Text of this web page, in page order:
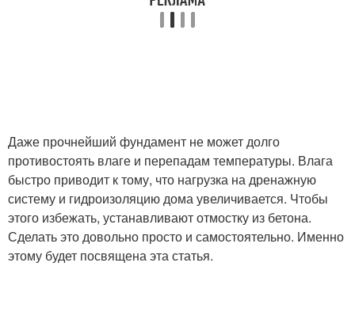
Даже прочнейший фундамент не может долго
противостоять влаге и перепадам температуры. Влага
быстро приводит к тому, что нагрузка на дренажную
систему и гидроизоляцию дома увеличивается. Чтобы
этого избежать, устанавливают отмостку из бетона.
Сделать это довольно просто и самостоятельно. Именно
этому будет посвящена эта статья.